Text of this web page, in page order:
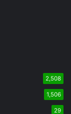
2,508
1,506
29